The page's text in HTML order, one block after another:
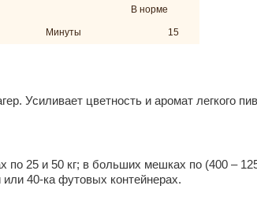
В норме
Минуты 15
Усиливает цветность и аромат легкого
25 и 50 кг; в больших мешках по (400 –
40-ка футовых контейнерах.